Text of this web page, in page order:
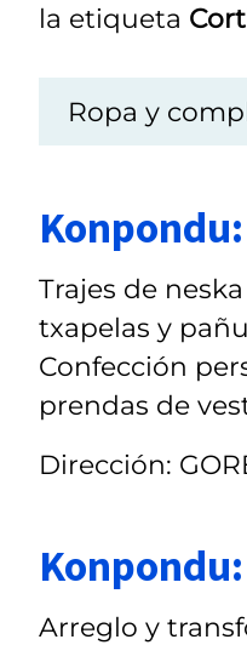
la etiqueta
Ropa y
Trajes de
txapelas y
Confección
prendas de
Dirección:
Arreglo y